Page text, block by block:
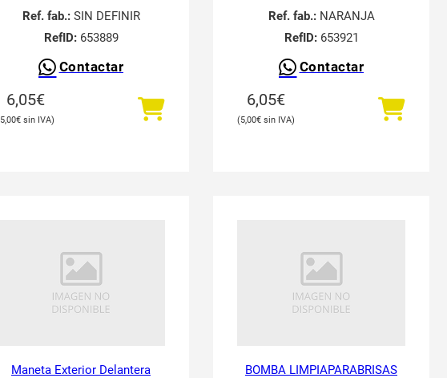
Ref. fab.:SIN DEFINIR
RefID:653889
Contactar
6,05€
5,00€
Ref. fab.:NARANJA
RefID:653921
Contactar
6,05€
5,00€
Maneta Exterior Delantera
BOMBA LIMPIAPARABRISAS